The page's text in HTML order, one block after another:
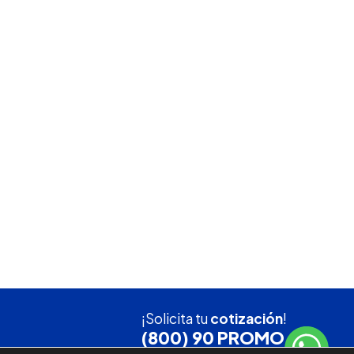
¡Solicita tucotización!
(800) 90 PROMO